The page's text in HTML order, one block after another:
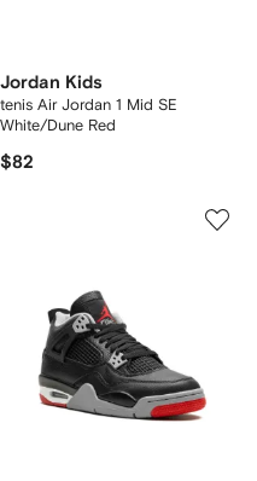
Jordan Kids
tenis Air Jordan 1 Mid SE
White/Dune Red
$82